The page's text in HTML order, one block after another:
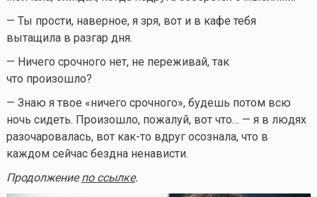
— Ты прости, наверное, я зря, вот и в кафе тебя
вытащила в разгар дня.
— Ничего срочного нет, не переживай, так
что произошло?
— Знаю я твое «ничего срочного», будешь потом всю
ночь сидеть. Произошло, пожалуй, вот что… — я в людях
разочаровалась, вот как-то вдруг осознала, что в
каждом сейчас бездна ненависти.
Продолжениепо ссылке.